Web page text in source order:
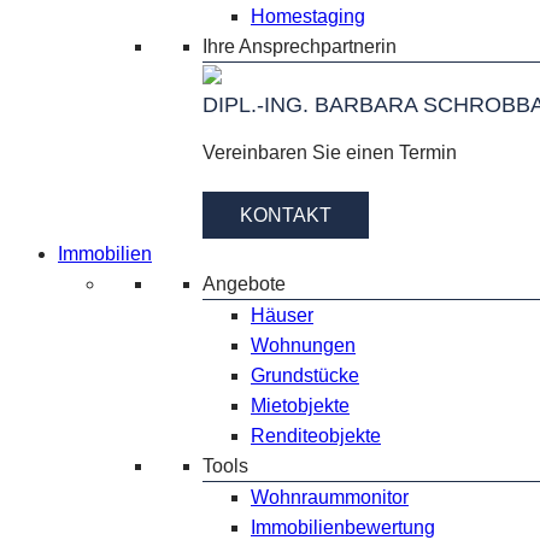
Homestaging
Ihre Ansprechpartnerin
DIPL.-ING. BARBARA
Vereinbaren Sie einen Termin
KONTAKT
Immobilien
Angebote
Häuser
Wohnungen
Grundstücke
Mietobjekte
Renditeobjekte
Tools
Wohnraummonitor
Immobilienbewertung